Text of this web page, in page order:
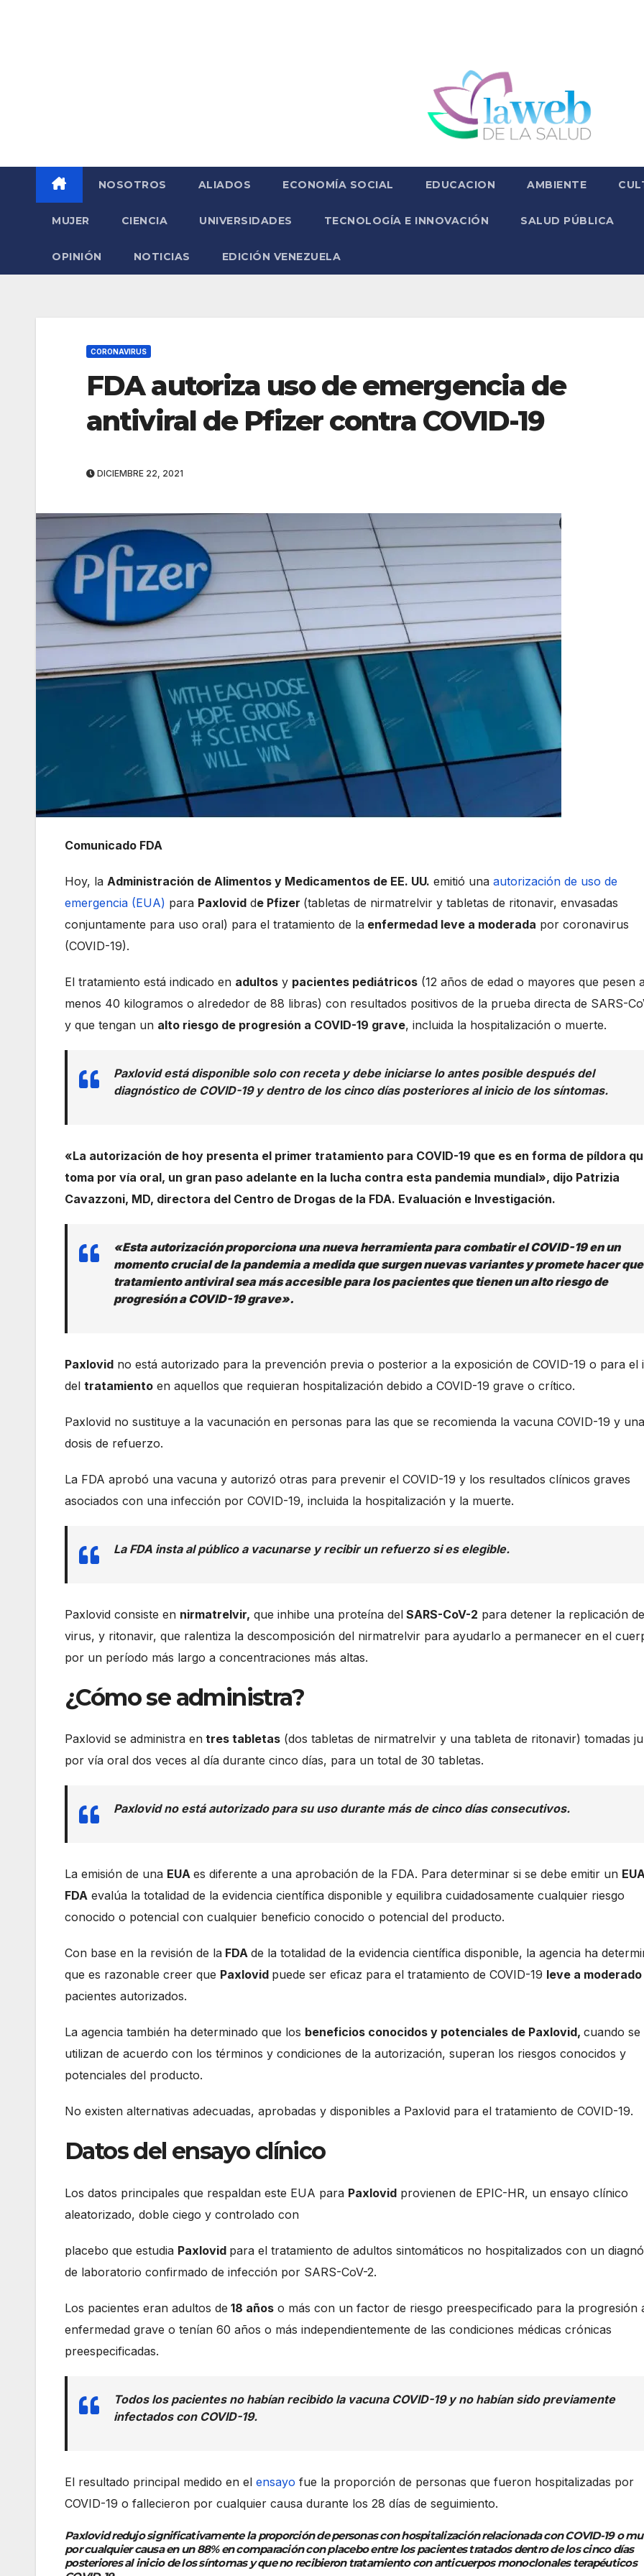
NOSOTROS ALIADOS ECONOMÍA SOCIAL EDUCACION AMBIENTE
MUJER CIENCIA UNIVERSIDADES TECNOLOGÍA E INNOVACIÓN SALUD PÚBLICA
OPINIÓN NOTICIAS EDICIÓN VENEZUELA
CORONAVIRUS
FDA autoriza uso de emergencia de
antiviral de Pfizer contra COVID-19
DICIEMBRE 22, 2021
Comunicado FDA
Hoy, la Administración de Alimentos y Medicamentos de EE. UU. emitió una autorización de uso de
emergencia (EUA) para Paxlovid de Pfizer (tabletas de nirmatrelvir y tabletas de ritonavir, envasadas
conjuntamente para uso oral) para el tratamiento de la enfermedad leve a moderada por coronavirus
(COVID-19).
El tratamiento está indicado en adultos y pacientes pediátricos (12 años de edad o mayores que pesen
menos 40 kilogramos o alrededor de 88 libras) con resultados positivos de la prueba directa de SARS-
y que tengan un alto riesgo de progresión a COVID-19 grave, incluida la hospitalización o muerte.
Paxlovid está disponible solo con receta y debe iniciarse lo antes posible después del
diagnóstico de COVID-19 y dentro de los cinco días posteriores al inicio de los síntomas.
«La autorización de hoy presenta el primer tratamiento para COVID-19 que es en forma de píldora
toma por vía oral, un gran paso adelante en la lucha contra esta pandemia mundial», dijo Patrizia
Cavazzoni, MD, directora del Centro de Drogas de la FDA. Evaluación e Investigación.
«Esta autorización proporciona una nueva herramienta para combatir el COVID-19 en un
momento crucial de la pandemia a medida que surgen nuevas variantes y promete hacer
tratamiento antiviral sea más accesible para los pacientes que tienen un alto riesgo de
progresión a COVID-19 grave».
Paxlovid no está autorizado para la prevención previa o posterior a la exposición de COVID-19 o para el
del tratamiento en aquellos que requieran hospitalización debido a COVID-19 grave o crítico.
Paxlovid no sustituye a la vacunación en personas para las que se recomienda la vacuna COVID-19 y una
dosis de refuerzo.
La FDA aprobó una vacuna y autorizó otras para prevenir el COVID-19 y los resultados clínicos graves
asociados con una infección por COVID-19, incluida la hospitalización y la muerte.
La FDA insta al público a vacunarse y recibir un refuerzo si es elegible.
Paxlovid consiste en nirmatrelvir, que inhibe una proteína del SARS-CoV-2 para detener la replicación
virus, y ritonavir, que ralentiza la descomposición del nirmatrelvir para ayudarlo a permanecer en el
por un período más largo a concentraciones más altas.
¿Cómo se administra?
Paxlovid se administra en tres tabletas (dos tabletas de nirmatrelvir y una tableta de ritonavir) tomadas
por vía oral dos veces al día durante cinco días, para un total de 30 tabletas.
Paxlovid no está autorizado para su uso durante más de cinco días consecutivos.
La emisión de una EUA es diferente a una aprobación de la FDA. Para determinar si se debe emitir un
FDA evalúa la totalidad de la evidencia científica disponible y equilibra cuidadosamente cualquier riesgo
conocido o potencial con cualquier beneficio conocido o potencial del producto.
Con base en la revisión de la FDA de la totalidad de la evidencia científica disponible, la agencia ha
que es razonable creer que Paxlovid puede ser eficaz para el tratamiento de COVID-19 leve a moderado
pacientes autorizados.
La agencia también ha determinado que los beneficios conocidos y potenciales de Paxlovid, cuando se
utilizan de acuerdo con los términos y condiciones de la autorización, superan los riesgos conocidos y
potenciales del producto.
No existen alternativas adecuadas, aprobadas y disponibles a Paxlovid para el tratamiento de COVID-19.
Datos del ensayo clínico
Los datos principales que respaldan este EUA para Paxlovid provienen de EPIC-HR, un ensayo clínico
aleatorizado, doble ciego y controlado con
placebo que estudia Paxlovid para el tratamiento de adultos sintomáticos no hospitalizados con un
de laboratorio confirmado de infección por SARS-CoV-2.
Los pacientes eran adultos de 18 años o más con un factor de riesgo preespecificado para la progresión
enfermedad grave o tenían 60 años o más independientemente de las condiciones médicas crónicas
preespecificadas.
Todos los pacientes no habían recibido la vacuna COVID-19 y no habían sido previamente
infectados con COVID-19.
El resultado principal medido en el ensayo fue la proporción de personas que fueron hospitalizadas por
COVID-19 o fallecieron por cualquier causa durante los 28 días de seguimiento.
Paxlovid redujo significativamente la proporción de personas con hospitalización relacionada con COVID-19 o
por cualquier causa en un 88% en comparación con placebo entre los pacientes tratados dentro de los cinco días
posteriores al inicio de los síntomas y que no recibieron tratamiento con anticuerpos monoclonales terapéuticos